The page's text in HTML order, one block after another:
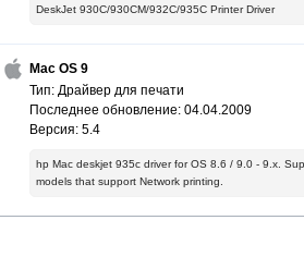
DeskJet 930C/930CM/932C/935C Printer Driver
Mac OS 9
Тип: Драйвер для печати
Последнее обновление: 04.04.2009
Версия: 5.4
hp Mac deskjet 935c driver for OS 8.6 / 9.0 - 9.x.
models that support Network printing.